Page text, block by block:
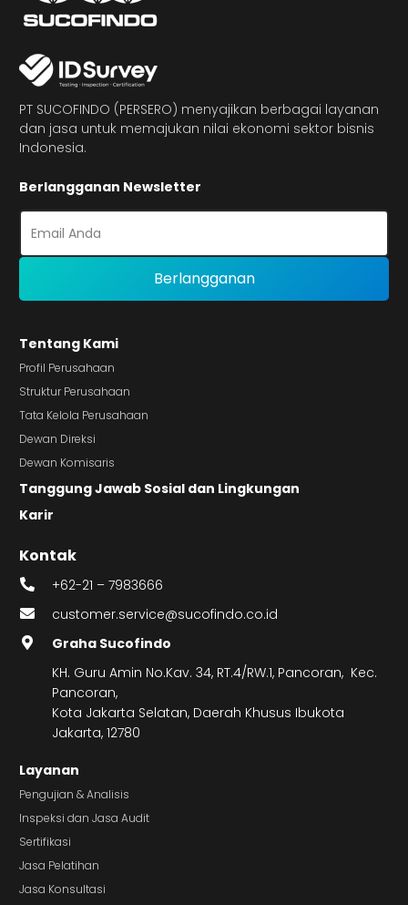
PT SUCOFINDO (PERSERO) menyajikan berbagai layanan
dan jasa untuk memajukan nilai ekonomi sektor bisnis
Indonesia.
Berlangganan Newsletter
Tentang Kami
Profil Perusahaan
Struktur Perusahaan
Tata Kelola Perusahaan
Dewan Direksi
Dewan Komisaris
Tanggung Jawab Sosial dan Lingkungan
Karir
Kontak
+62-21 – 7983666
customer.service@sucofindo.co.id
Graha Sucofindo
KH. Guru Amin No.Kav. 34, RT.4/RW.1, Pancoran, Kec.
Pancoran,
Kota Jakarta Selatan, Daerah Khusus Ibukota
Jakarta, 12780
Layanan
Pengujian & Analisis
Inspeksi dan Jasa Audit
Sertifikasi
Jasa Pelatihan
Jasa Konsultasi